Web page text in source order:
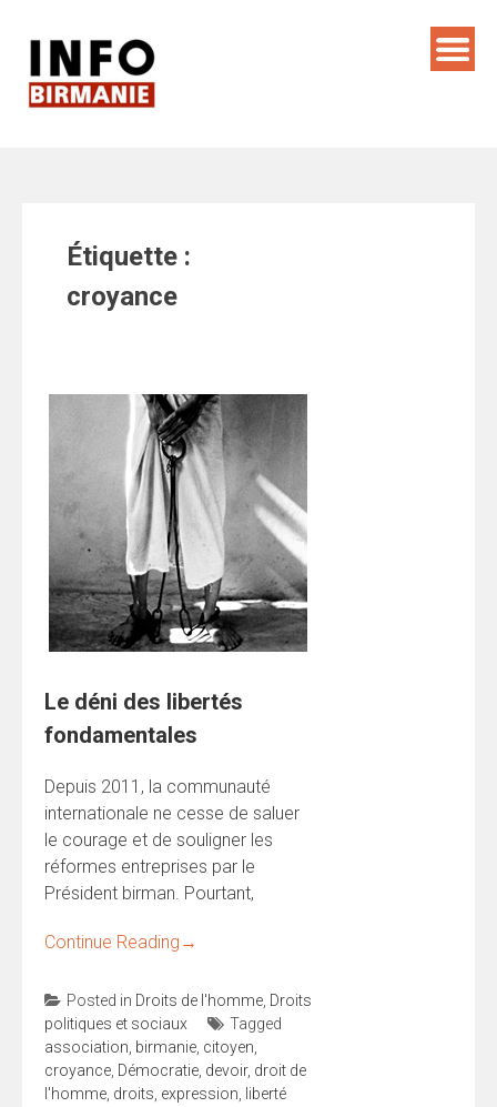
Étiquette :
croyance
Le déni des libertés
fondamentales
Depuis 2011, la communauté
internationale ne cesse de saluer
le courage et de souligner les
réformes entreprises par le
Président birman. Pourtant,
Continue Reading →
Posted in Droits de l'homme Droits
politiques et sociaux
Tagged
association birmanie citoyen
croyance Démocratie devoir, droit de
l'homme droits expression
liberté